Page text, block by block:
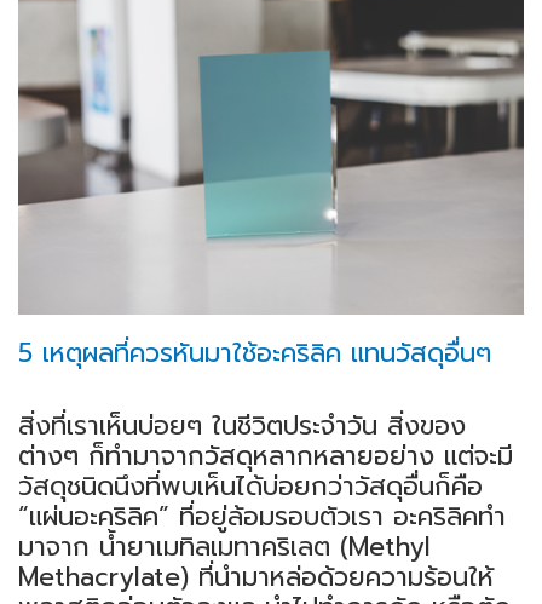
5 เหตุผลที่ควรหันมาใช้อะคริลิค แทนวัสดุอื่นๆ
สิ่งที่เราเห็นบ่อยๆ ในชีวิตประจำวัน สิ่งของ
ต่างๆ ก็ทำมาจากวัสดุหลากหลายอย่าง แต่จะมี
วัสดุชนิดนึงที่พบเห็นได้บ่อยกว่าวัสดุอื่นก็คือ
“แผ่นอะคริลิค” ที่อยู่ล้อมรอบตัวเรา อะคริลิคทำ
มาจาก น้ำยาเมทิลเมทาคริเลต (Methyl
Methacrylate) ที่นำมาหล่อด้วยความร้อนให้